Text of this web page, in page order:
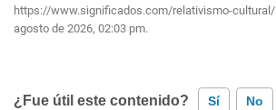
https://www.significados.com/relativismo-cultural/
agosto de 2026, 02:03 pm.
¿Fue útil este contenido? Sí No